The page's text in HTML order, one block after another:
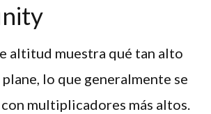
altitud muestra qué tan alto
lo que generalmente se
multiplicadores más altos.